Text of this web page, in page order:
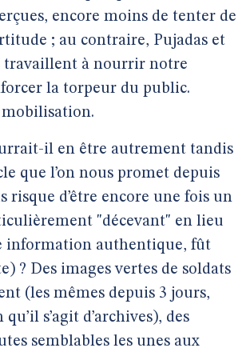
encore moins de tenter de
; au contraire, Pujadas et
travaillent à nourrir notre
la torpeur du public.
il en être autrement tandis
que l’on nous promet depuis
risque d’être encore une fois un
"décevant" en lieu
information authentique, fût
? Des images vertes de soldats
(les mêmes depuis 3 jours,
s’agit d’archives), des
semblables les unes aux